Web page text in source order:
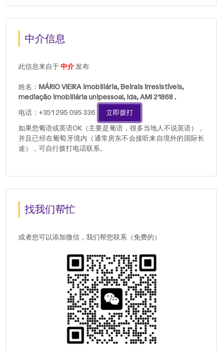
中介信息
此信息来自于中介发布
姓名： MÁRIO VIEIRA imobiliária, Beirais irresistíveis,
mediação imobiliária unipessoal, lda, AMI 21868 .
电话：+351 295 095 336
立即拨打
如果您葡语或英语OK（主要是葡语，很多当地人不说英语），
并且已经在葡萄牙境内（通常房东不会接听来自境外的国际长
途），可自行拨打电话联系。
找我们帮忙
或者您可以添加微信，我们帮您联系（免费的）